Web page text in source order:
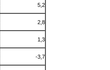
5,2
2,8
1,3
-3,7